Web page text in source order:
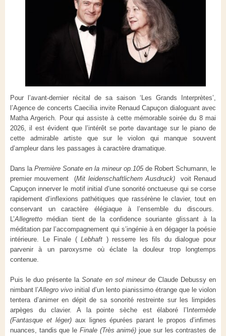
Pour l’avant-dernier récital de sa saison ‘Les Grands Interprètes’,
l’Agence de concerts Caecilia invite Renaud Capuçon dialoguant avec
Matha Argerich. Pour qui assiste à cette mémorable soirée du 8 mai
2026, il est évident que l’intérêt se porte davantage sur le piano de
cette admirable artiste que sur le violon qui manque souvent
d’ampleur dans les passages à caractère dramatique.
Dans laPremière Sonate en la mineur op.105de Robert Schumann, le
premier mouvement (Mit leidenschaftlichem Ausdruck)voit Renaud
Capuçon innerver le motif initial d’une sonorité onctueuse qui se corse
rapidement d’inflexions pathétiques que rassérène le clavier, tout en
conservant un caractère élégiaque à l’ensemble du discours.
L’Allegretto médian tient de la confidence souriante glissant à la
méditation par l’accompagnement qui s’ingénie à en dégager la poésie
intérieure. Le Finale (Lebhaft ) resserre les fils du dialogue pour
parvenir à un paroxysme où éclate la douleur trop longtemps
contenue.
Puis le duo présente laSonate en sol mineurde Claude Debussy en
nimbant l’Allegro vivo initial d’un lento pianissimo étrange que le violon
tentera d’animer en dépit de sa sonorité restreinte sur les limpides
arpèges du clavier. A la pointe sèche est élaboré l’I ntermède
(Fantasque et léger) aux lignes épurées parant le propos d’infimes
nuances, tandis que le Finale (Très animé)joue sur les contrastes de